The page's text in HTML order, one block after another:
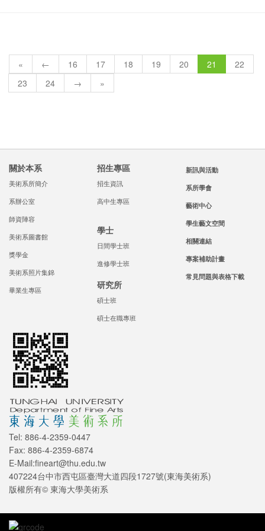
« ← 16 17 18 19 20 21
22
23
24 → »
關於本系
美術系所簡介
系辦公室
師資陣容
美術系圖書館
獎學金
美術系照片集錦
畢業生專區
招生專區
招生資訊
高中生專區
學士
日間學士班
進修學士班
研究所
碩士班
碩士在職專班
新訊與活動
系所學會
藝術中心
學生藝文空間
相關連結
專案補助計畫
常見問題與表格下載
Tel: 886-4-2359-0447
Fax: 886-4-2359-6874
E-Mail:fineart@thu.edu.tw
407224台中市西屯區臺灣大道四段1727號(東海美術系)
版權所有© 東海大學美術系